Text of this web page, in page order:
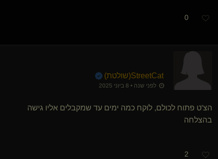
0
StreetCat​(שולטת)
לפני שנה • 8 ביוני 2025
הצ'ט פתוח לכולם, לוקח כמה ימים עד שמקבלים אליו גישה
בהצלחה
2